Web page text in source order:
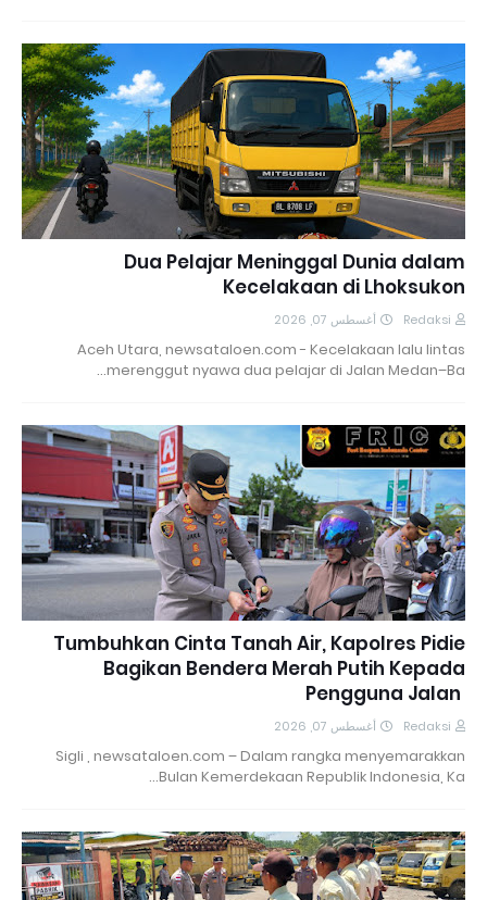
Dua Pelajar Meninggal Dunia dalam
Kecelakaan di Lhoksukon
Redaksi أغسطس 07, 2026
Aceh Utara, newsataloen.com - Kecelakaan lalu lintas
merenggut nyawa dua pelajar di Jalan Medan–Ba…
Tumbuhkan Cinta Tanah Air, Kapolres Pidie
Bagikan Bendera Merah Putih Kepada
Pengguna Jalan ‎
Redaksi أغسطس 07, 2026
‎ ‎Sigli , newsataloen.com – Dalam rangka menyemarakkan
Bulan Kemerdekaan Republik Indonesia, Ka…